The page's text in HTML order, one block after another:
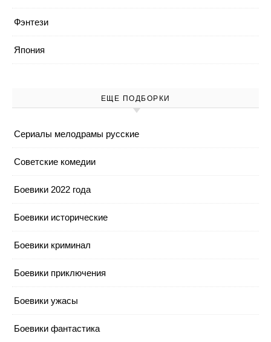
Фэнтези
Япония
ЕЩЕ ПОДБОРКИ
Cериалы мелодрамы русские
Cоветские комедии
Боевики 2022 года
Боевики исторические
Боевики криминал
Боевики приключения
Боевики ужасы
Боевики фантастика